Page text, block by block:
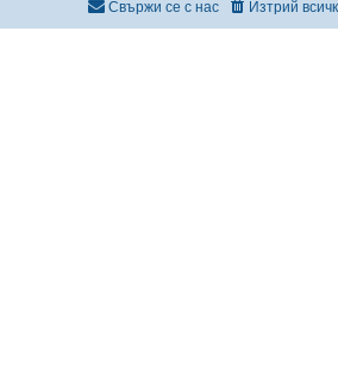
Изтрий
Свържи се с нас